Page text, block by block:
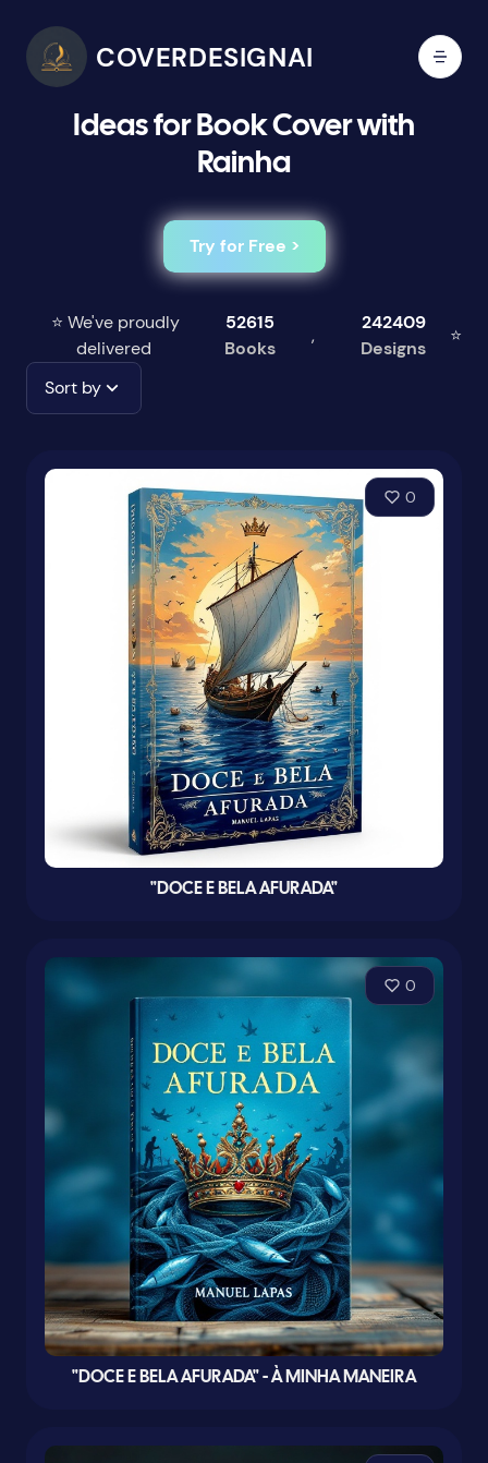
COVERDESIGNAI
Ideas for Book Cover with
Rainha
Try for Free >
⭐ We've proudly
delivered
52615
Books
,
242409
Designs
⭐
Sort by
0
"DOCE E BELA AFURADA"
0
"DOCE E BELA AFURADA" - À MINHA MANEIRA